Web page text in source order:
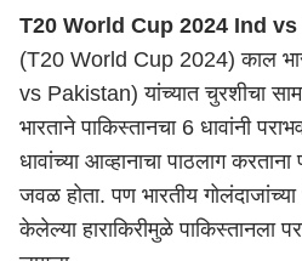
T20 World Cup 2024 Ind
(T20 World Cup 2024) काल
vs Pakistan) यांच्यात चुरशीचा
भारताने पाकिस्तानचा 6 धावांनी
धावांच्या आव्हानाचा पाठलाग
जवळ होता. पण भारतीय
केलेल्या हाराकिरीमुळे पाकिस्तानला